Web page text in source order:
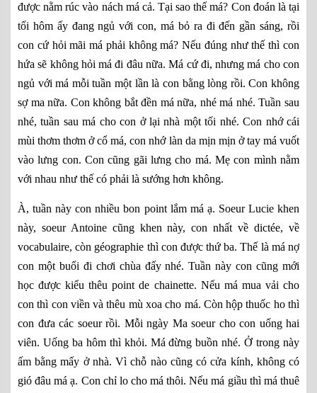
được nằm rúc vào nách má cả. Tại sao thế má? Con đoán là tại
tối hôm ấy đang ngủ với con, má bỏ ra đi đến gần sáng, rồi
con cứ hỏi mãi má phải không má? Nếu đúng như thế thì con
hứa sẽ không hỏi má đi đâu nữa. Má cứ đi, nhưng má cho con
ngủ với má mỗi tuần một lần là con bằng lòng rồi. Con không
sợ ma nữa. Con không bắt đền má nữa, nhé má nhé. Tuần sau
nhé, tuần sau má cho con ở lại nhà một tối nhé. Con nhớ cái
mùi thơm thơm ở cổ má, con nhớ làn da mịn mịn ở tay má vuốt
vào lưng con. Con cũng gãi lưng cho má. Mẹ con mình nằm
với nhau như thế có phải là sướng hơn không.
À, tuần này con nhiều bon point lắm má ạ. Soeur Lucie khen
này, soeur Antoine cũng khen này, con nhất về dictée, về
vocabulaire, còn géographie thì con được thứ ba. Thế là má nợ
con một buổi đi chơi chùa đấy nhé. Tuần này con cũng mới
học được kiểu thêu point de chainette. Nếu má mua vải cho
con thì con viền và thêu mù xoa cho má. Còn hộp thuốc ho thì
con đưa các soeur rồi. Mỗi ngày Ma soeur cho con uống hai
viên. Uống ba hôm thì khỏi. Má đừng buồn nhé. Ở trong này
ấm bằng mấy ở nhà. Vì chỗ nào cũng có cửa kính, không có
gió đâu má ạ. Con chỉ lo cho má thôi. Nếu má giầu thì má thuê